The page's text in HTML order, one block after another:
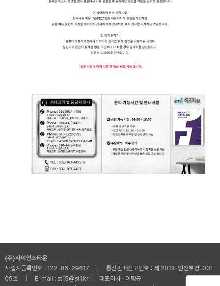
(주)사이언스타운
사업자등록번호 : 122-86-29617 | 통신판매신고번호 : 제 2013-인천부평-001
09호 | E-mail : st15@st1.kr | 대표이사 : 이명규